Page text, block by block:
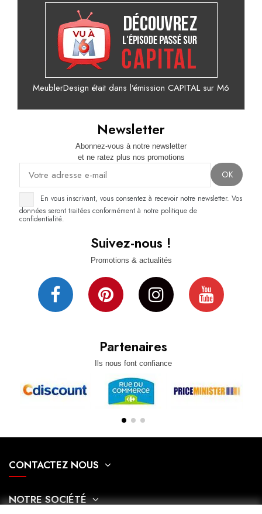
MeublerDesign était dans l’émission CAPITAL sur M6
Partenaires
Ils nous font confiance
Suivez-nous !
Promotions & actualités
Newsletter
Abonnez-vous à notre newsletter
et ne ratez plus nos promotions
En vous inscrivant, vous consentez à recevoir notre newsletter. Vos
données seront traitées conformément à notre politique de
confidentialité.
CONTACTEZ NOUS
NOTRE SOCIÉTÉ